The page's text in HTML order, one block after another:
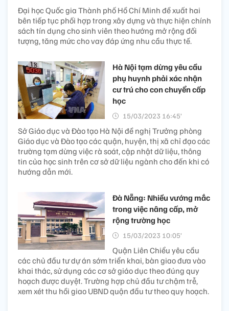
Đại học Quốc gia Thành phố Hồ Chí Minh đề xuất hai
bên tiếp tục phối hợp trong xây dựng và thực hiện chính
sách tín dụng cho sinh viên theo hướng mở rộng đối
tượng, tăng mức cho vay đáp ứng nhu cầu thực tế.
Hà Nội tạm dừng yêu cầu
phụ huynh phải xác nhận
cư trú cho con chuyển cấp
học
15/03/2023 16:45’
Sở Giáo dục và Đào tạo Hà Nội đề nghị Trưởng phòng
Giáo dục và Đào tạo các quận, huyện, thị xã chỉ đạo các
trường tạm dừng việc rà soát, cập nhật dữ liệu, thông
tin của học sinh trên cơ sở dữ liệu ngành cho đến khi có
hướng dẫn mới.
Đà Nẵng: Nhiều vướng mắc
trong việc nâng cấp, mở
rộng trường học
15/03/2023 10:05’
Quận Liên Chiểu yêu cầu
các chủ đầu tư dự án sớm triển khai, bàn giao đưa vào
khai thác, sử dụng các cơ sở giáo dục theo đúng quy
hoạch được duyệt. Trường hợp chủ đầu tư chậm trễ,
xem xét thu hồi giao UBND quận đầu tư theo quy hoạch.